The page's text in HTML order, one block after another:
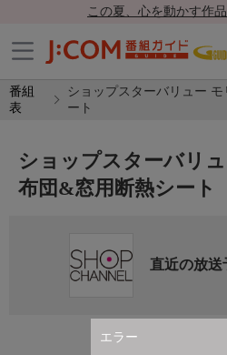
この夏、心を動かす作
番組
表
ショップスターバリュー
ート
エラー
ショップスターバリ
布団&窓用断熱シート
直近の放送